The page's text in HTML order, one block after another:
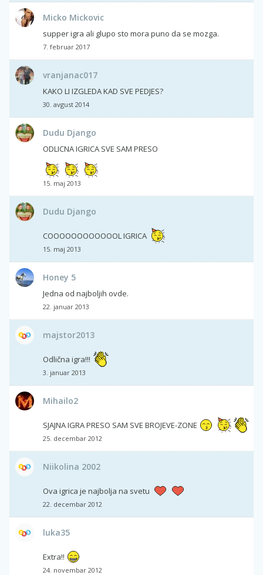
Micko Mickovic
supper igra ali glupo sto mora puno da se mozga.
7. februar 2017
vranjanac017
KAKO LI IZGLEDA KAD SVE PEDJES?
30. avgust 2014
Dudu Django
ODLICNA IGRICA SVE SAM PRESO
15. maj 2013
Dudu Django
COOOOOOOOOOOOL IGRICA
15. maj 2013
Honey 5
Jedna od najboljih ovde.
22. januar 2013
majstor2013
Odlična igra!!!
3. januar 2013
Mihailo2
SJAJNA IGRA PRESO SAM SVE BROJEVE-ZONE
25. decembar 2012
Niikolina 2002
Ova igrica je najbolja na svetu
22. decembar 2012
luka35
Extra!!
24. novembar 2012